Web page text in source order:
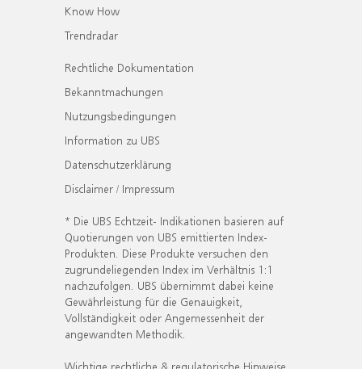
Know How
Trendradar
Rechtliche Dokumentation
Bekanntmachungen
Nutzungsbedingungen
Information zu UBS
Datenschutzerklärung
Disclaimer / Impressum
* Die UBS Echtzeit- Indikationen basieren auf
Quotierungen von UBS emittierten Index-
Produkten. Diese Produkte versuchen den
zugrundeliegenden Index im Verhältnis 1:1
nachzufolgen. UBS übernimmt dabei keine
Gewährleistung für die Genauigkeit,
Vollständigkeit oder Angemessenheit der
angewandten Methodik.